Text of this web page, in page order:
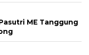
ME Tanggung